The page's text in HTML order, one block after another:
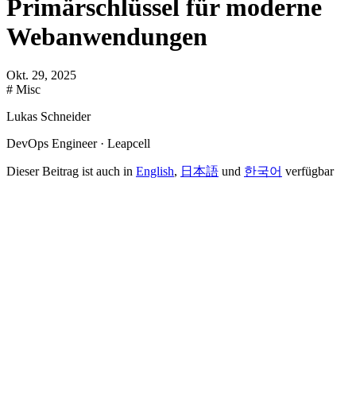
Primärschlüssel für moderne
Webanwendungen
Okt. 29, 2025
# Misc
Lukas Schneider
DevOps Engineer · Leapcell
Dieser Beitrag ist auch in English, 日本語 und 한국어 verfügbar